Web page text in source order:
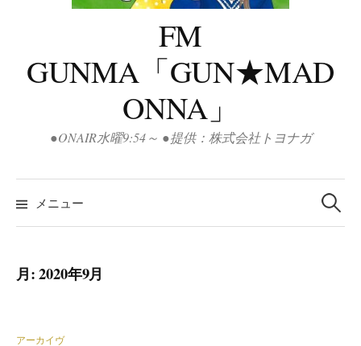
FM
GUNMA「GUN★MAD
ONNA」
●ONAIR水曜9:54～ ●提供：株式会社トヨナガ
メニュー
検
索:
月:2020年9月
アーカイヴ